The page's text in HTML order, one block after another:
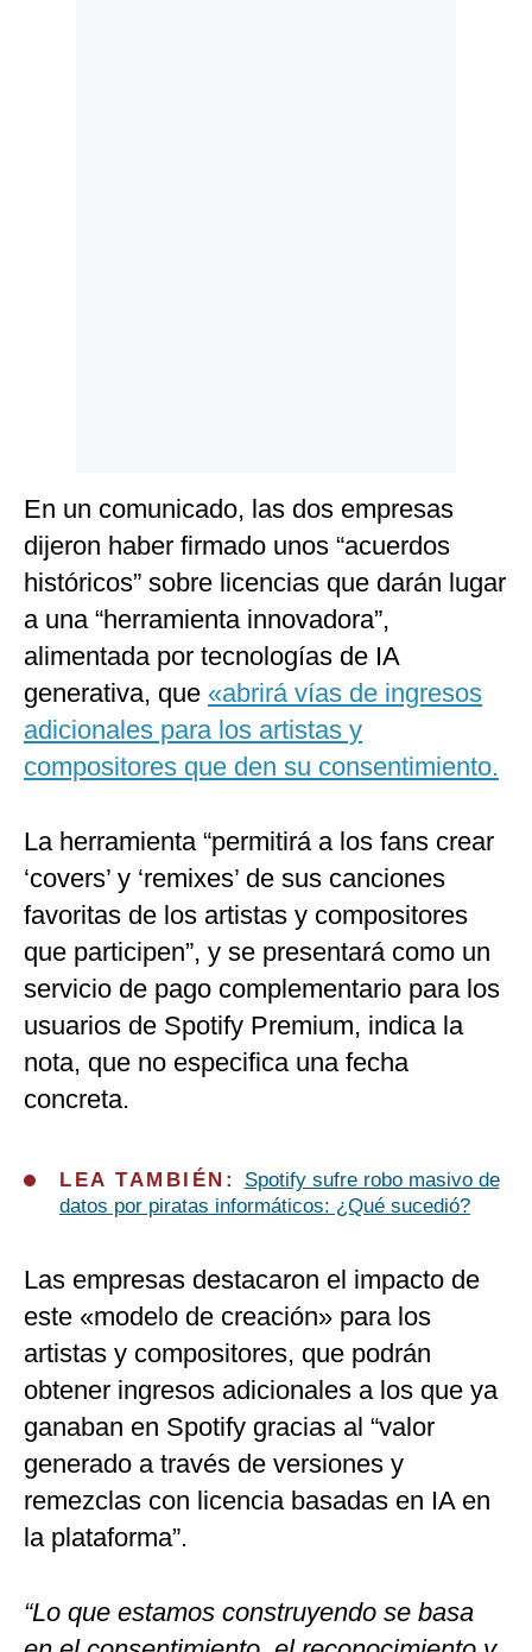
En un comunicado, las dos empresas
dijeron haber firmado unos “acuerdos
históricos” sobre licencias que darán lugar
a una “herramienta innovadora”,
alimentada por tecnologías de IA
generativa, que «abrirá vías de ingresos
adicionales para los artistas y
compositores que den su consentimiento.
La herramienta “permitirá a los fans crear
‘covers’ y ‘remixes’ de sus canciones
favoritas de los artistas y compositores
que participen”, y se presentará como un
servicio de pago complementario para los
usuarios de Spotify Premium, indica la
nota, que no especifica una fecha
concreta.
LEA TAMBIÉN: Spotify sufre robo masivo de
datos por piratas informáticos: ¿Qué sucedió?
Las empresas destacaron el impacto de
este «modelo de creación» para los
artistas y compositores, que podrán
obtener ingresos adicionales a los que ya
ganaban en Spotify gracias al “valor
generado a través de versiones y
remezclas con licencia basadas en IA en
la plataforma”.
“Lo que estamos construyendo se basa